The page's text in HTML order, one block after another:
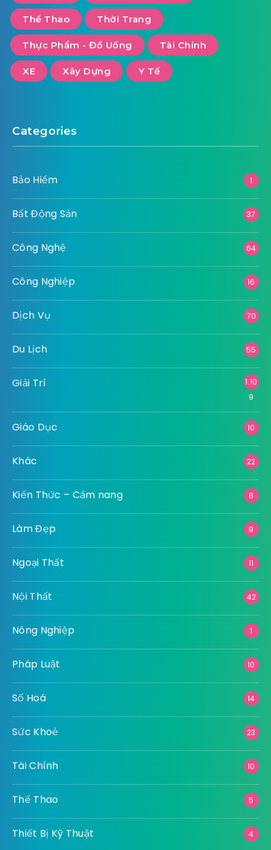
Thể Thao Thời Trang
Thực Phẩm - Đồ Uống Tài Chính
XE Xây Dựng Y Tế
Categories
Bảo Hiểm 1
Bất Động Sản 37
Công Nghệ 64
Công Nghiệp 16
Dịch Vụ 70
Du Lịch 55
Giải Trí
1.10
9
Giáo Dục 10
Khác 22
Kiến Thức – Cẩm nang 8
Làm Đẹp 9
Ngoại Thất 11
Nội Thất 42
Nông Nghiệp 1
Pháp Luật 10
Số Hoá 14
Sức Khoẻ 23
Tài Chính 10
Thể Thao 5
Thiết Bị Kỹ Thuật 4